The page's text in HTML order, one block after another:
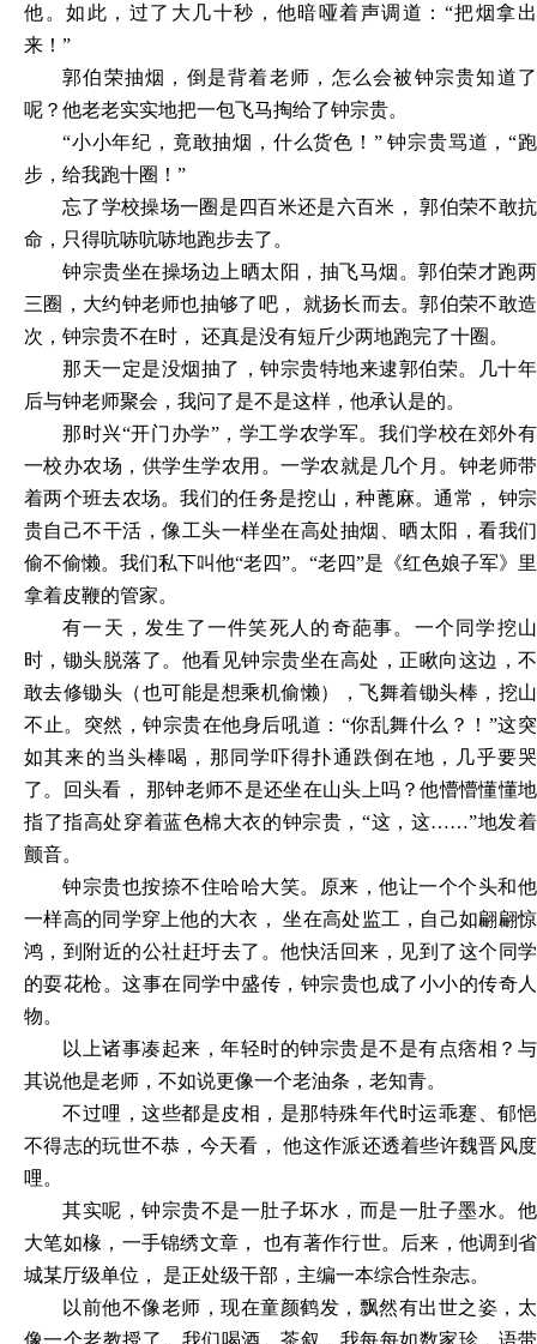
他。如此，过了大几十秒，他暗哑着声调道：“把烟拿出
来！”
郭伯荣抽烟，倒是背着老师，怎么会被钟宗贵知道了
呢？他老老实实地把一包飞马掏给了钟宗贵。
“小小年纪，竟敢抽烟，什么货色！” 钟宗贵骂道，“跑
步，给我跑十圈！”
忘了学校操场一圈是四百米还是六百米， 郭伯荣不敢抗
命，只得吭哧吭哧地跑步去了。
钟宗贵坐在操场边上晒太阳，抽飞马烟。郭伯荣才跑两
三圈，大约钟老师也抽够了吧， 就扬长而去。郭伯荣不敢造
次，钟宗贵不在时， 还真是没有短斤少两地跑完了十圈。
那天一定是没烟抽了，钟宗贵特地来逮郭伯荣。几十年
后与钟老师聚会，我问了是不是这样，他承认是的。
那时兴“开门办学”，学工学农学军。我们学校在郊外有
一校办农场，供学生学农用。一学农就是几个月。钟老师带
着两个班去农场。我们的任务是挖山，种蓖麻。通常， 钟宗
贵自己不干活，像工头一样坐在高处抽烟、晒太阳，看我们
偷不偷懒。我们私下叫他“老四”。“老四”是《红色娘子军》里
拿着皮鞭的管家。
有一天，发生了一件笑死人的奇葩事。一个同学挖山
时，锄头脱落了。他看见钟宗贵坐在高处，正瞅向这边，不
敢去修锄头（也可能是想乘机偷懒），飞舞着锄头棒，挖山
不止。突然，钟宗贵在他身后吼道：“你乱舞什么？！”这突
如其来的当头棒喝，那同学吓得扑通跌倒在地，几乎要哭
了。回头看， 那钟老师不是还坐在山头上吗？他懵懵懂懂地
指了指高处穿着蓝色棉大衣的钟宗贵，“这，这……”地发着
颤音。
钟宗贵也按捺不住哈哈大笑。原来，他让一个个头和他
一样高的同学穿上他的大衣， 坐在高处监工，自己如翩翩惊
鸿，到附近的公社赶圩去了。他快活回来，见到了这个同学
的耍花枪。这事在同学中盛传，钟宗贵也成了小小的传奇人
物。
以上诸事凑起来，年轻时的钟宗贵是不是有点痞相？与
其说他是老师，不如说更像一个老油条，老知青。
不过哩，这些都是皮相，是那特殊年代时运乖蹇、郁悒
不得志的玩世不恭，今天看， 他这作派还透着些许魏晋风度
哩。
其实呢，钟宗贵不是一肚子坏水，而是一肚子墨水。他
大笔如椽，一手锦绣文章， 也有著作行世。后来，他调到省
城某厅级单位， 是正处级干部，主编一本综合性杂志。
以前他不像老师，现在童颜鹤发，飘然有出世之姿，太
像一个老教授了。我们喝酒、茶叙，我每每如数家珍，语带